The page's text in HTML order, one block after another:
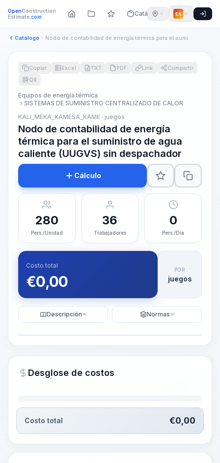
OpenConstruction
Estimate.com Catálogo ES
Catálogo Nodo de contabilidad de energía térmica para el suministro d...
~15-30 Sek.
Copiar Excel TXT PDF Link
Compartir
QR
Equipos de energía térmica
SISTEMAS DE SUMINISTRO CENTRALIZADO DE CALOR
KALI_MEKA_KAMESA_KAME · juegos
Nodo de contabilidad de energía
térmica para el suministro de agua
caliente (UUGVS) sin despachador
Cálculo
280
Pers./Unidad
36
Trabajadores
0
Pers./Día
Costo total
€0,00
POR
juegos
Descripción KI Normas KI
Desglose de costos
Costo total €0,00